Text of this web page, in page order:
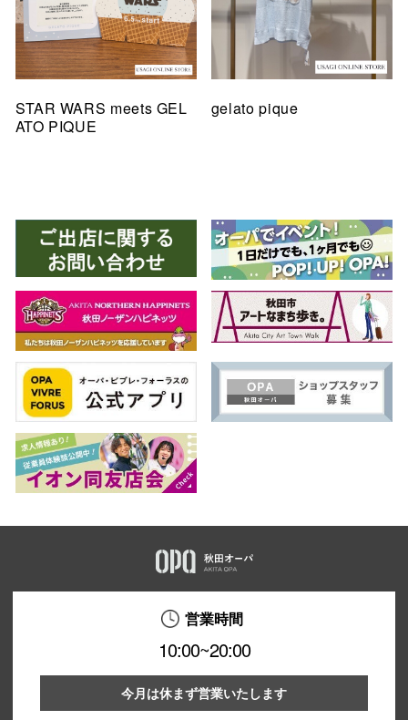
STAR WARS meets GEL
ATO PIQUE
gelato pique
営業時間
10:00~20:00
今月は休まず営業いたします